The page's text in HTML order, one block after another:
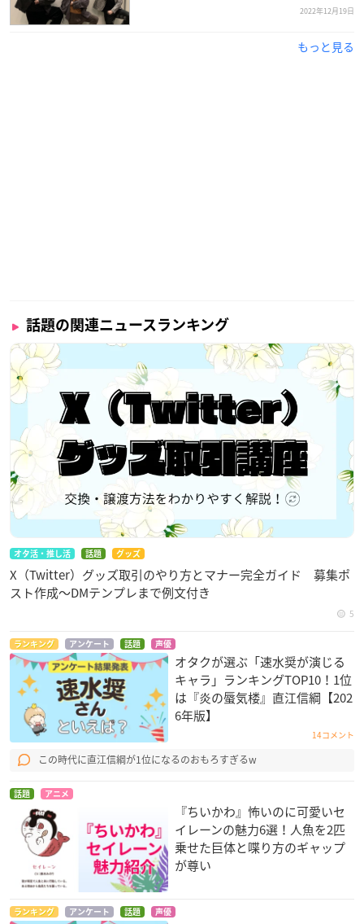
2022年12月19日
もっと見る
話題の関連ニュースランキング
オタ活・推し活 話題 グッズ
X（Twitter）グッズ取引のやり方とマナー完全ガイド 募集ポ
スト作成〜DMテンプレまで例文付き
5
ランキング アンケート 話題 声優
オタクが選ぶ「速水奨が演じる
キャラ」ランキングTOP10！1位
は『炎の蜃気楼』直江信綱【202
6年版】
14コメント
この時代に直江信綱が1位になるのおもろすぎるw
話題 アニメ
『ちいかわ』怖いのに可愛いセ
イレーンの魅力6選！人魚を2匹
乗せた巨体と喋り方のギャップ
が尊い
ランキング アンケート 話題 声優